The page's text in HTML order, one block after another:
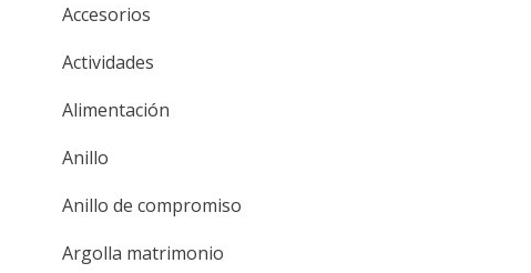
Accesorios
Actividades
Alimentación
Anillo
Anillo de compromiso
Argolla matrimonio